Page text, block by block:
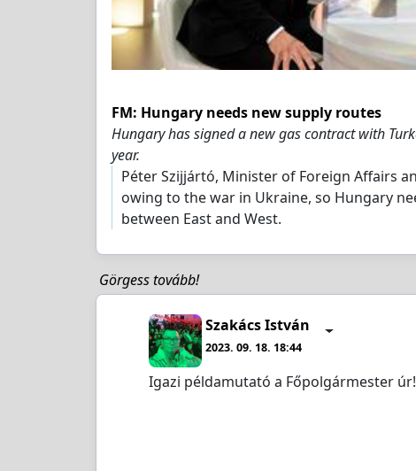
FM: Hungary needs new supply routes
Hungary has signed a new gas contract with
year.
Péter Szijjártó, Minister of Foreign Affairs
owing to the war in Ukraine, so Hungary
between East and West.
Görgess tovább!
Szakács István
2023. 09. 18. 18:44
Igazi példamutató a Főpolgármester úr!